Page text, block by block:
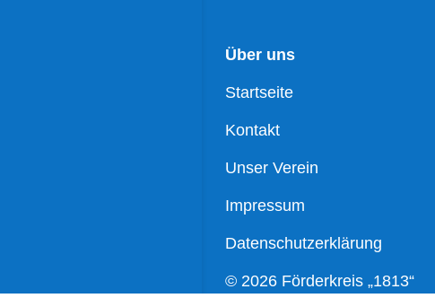
Über uns
Startseite
Kontakt
Unser Verein
Impressum
Datenschutzerklärung
© 2026 Förderkreis „1813“